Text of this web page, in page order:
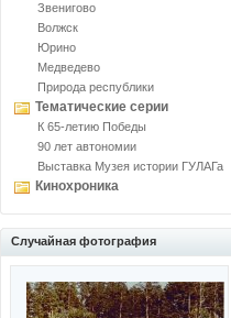
Звенигово
Волжск
Юрино
Медведево
Природа республики
Тематические серии
К 65-летию Победы
90 лет автономии
Выставка Музея истории ГУЛАГа
Кинохроника
Случайная фотография